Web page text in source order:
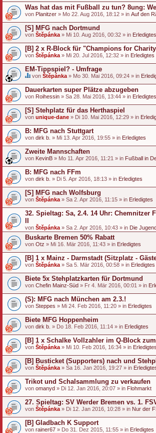
Was hat das mit Fußball zu tun? 8ung:
von Planitzer » Mo 22. Aug 2016, 18:12 » in Auf den
[S] MFG nach Dortmund
von Štěpánka » Mi 10. Aug 2016, 00:32 » in Erledigtes
[B] 2 x R-Block für "Champions for
von Štěpánka » Mi 20. Jul 2016, 12:32 » in Erledigtes
EM-Tippspiel? - Umfrage
e
s
e
s
T
e
m
a
b
e
i
n
h
a
t
e
t
e
i
e
U
m
f
a
g
e
.
von Štěpánka » Mo 30. Mai 2016, 09:24 » in
Dauerkarten super Plätze abzugeben
von Roihessin » Sa 28. Mai 2016, 13:44 » in Erledigtes
[S] Stehplatz für das Herthaspiel
von unique-dane » Di 10. Mai 2016, 12:29 » in
B: MFG nach Stuttgart
von dirk b. » Mi 13. Apr 2016, 19:55 » in Erledigtes
Zweite Mannschaften
von KevinB » Mo 11. Apr 2016, 11:21 » in Fußball in
B: MFG nach FFm
von dirk b. » Di 5. Apr 2016, 18:13 » in Erledigtes
[S] MFG nach Wolfsburg
von Štěpánka » Sa 2. Apr 2016, 11:15 » in Erledigtes
32. Spieltag: Sa, 2.4. 14 Uhr: Chemnitzer
II
von Štěpánka » Sa 2. Apr 2016, 10:43 » in Die
Buskarte Bremen 50% Rabatt
von Otz » Mi 16. Mär 2016, 11:43 » in Erledigtes
[B] 1 x Mainz - Darmstadt (Sitzplatz -
von Štěpánka » Sa 5. Mär 2016, 00:58 » in Erledigtes
Biete 5x Stehplatzkarten für Dortmund
von Chefin Mainz-Süd » Fr 4. Mär 2016, 00:01 » in
(S): MFG nach München am 2.3.!
von Steppes » Mi 24. Feb 2016, 11:20 » in Erledigtes
Biete MFG Hoppenheim
von dirk b. » Do 18. Feb 2016, 11:14 » in Erledigtes
[B] 1 x Schalke Vollzahler im Q-Block
von Štěpánka » Mi 10. Feb 2016, 16:34 » in Erledigtes
[B] Busticket (Supporters) nach und
von Štěpánka » Sa 16. Jan 2016, 19:27 » in
Trikot und Schalsammlung zu verkaufen
von omanyd » Di 12. Jan 2016, 20:07 » in Flohmarkt
27. Spieltag: SV Werder Bremen vs. 1.
von Štěpánka » Di 12. Jan 2016, 10:28 » in Nur der
[B] Gladbach K Support
von rainer67 » Do 31. Dez 2015, 11:55 » in Erledigtes